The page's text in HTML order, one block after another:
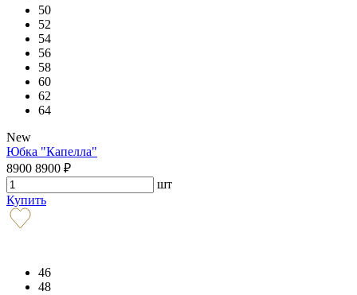
50
52
54
56
58
60
62
64
New
Юбка "Капелла"
8900 8900 ₽
шт
Купить
46
48